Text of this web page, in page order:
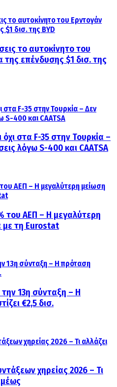
το αυτοκίνητο του
επένδυσης $1 δισ. της
όχι στα F-35 στην Τουρκία –
λόγω S-400 και CAATSA
του ΑΕΠ – Η μεγαλύτερη
τη Eurostat
13η σύνταξη – Η
€2,5 δισ.
χηρείας 2026 – Τι